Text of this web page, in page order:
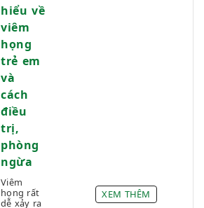
hiểu về
viêm
họng
trẻ em
và
cách
điều
trị,
phòng
ngừa
Viêm
họng rất
dễ xảy ra
XEM THÊM